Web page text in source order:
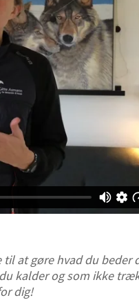
at gøre hvad du beder
kalder og som ikke
dig!